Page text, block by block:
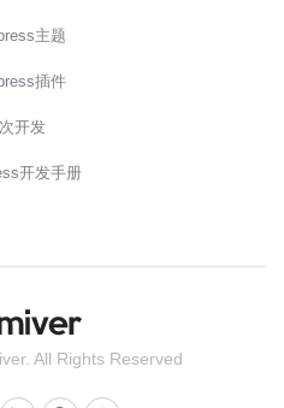
主题
插件
开发
开发手册
All Rights Reserved